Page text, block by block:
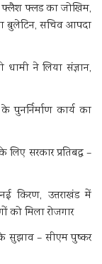
फ्लैश फ्लड का जोखिम,
बुलेटिन, सचिव आपदा
ने लिया संज्ञान,
कार्य का
सरकार प्रतिबद्ध –
किरण, उत्तराखंड में
को मिला रोजगार
के सुझाव – सीएम पुष्कर